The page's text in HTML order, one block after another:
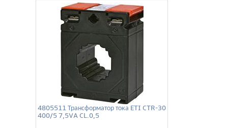
4805511 Трансформатор тока ETI CTR-30
400/5 7,5VA CL.0,5